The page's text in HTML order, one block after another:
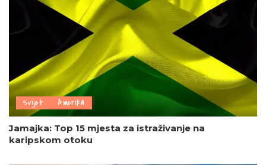
Svijet Amerika
Jamajka: Top 15 mjesta za istraživanje na
karipskom otoku